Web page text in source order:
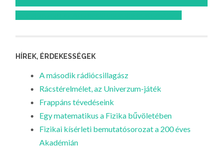
HÍREK, ÉRDEKESSÉGEK
A második rádiócsillagász
Rácstérelmélet, az Univerzum-játék
Frappáns tévedéseink
Egy matematikus a Fizika bűvöletében
Fizikai kísérleti bemutatósorozat a 200 éves
Akadémián